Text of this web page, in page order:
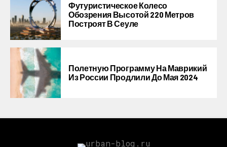
Футуристическое Колесо
Обозрения Высотой 220 Метров
Построят В Сеуле
Полетную Программу На Маврикий
Из России Продлили До Мая 2024